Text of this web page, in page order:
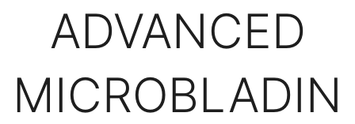
ADVANCED
MICROBLADIN